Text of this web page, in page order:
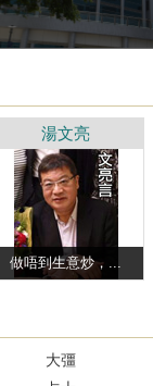
湯文亮
做唔到生意炒，...
大彊